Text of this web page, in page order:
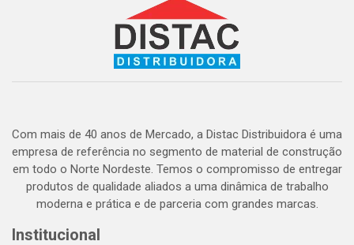
Com mais de 40 anos de Mercado, a Distac Distribuidora é uma
empresa de referência no segmento de material de construção
em todo o Norte Nordeste. Temos o compromisso de entregar
produtos de qualidade aliados a uma dinâmica de trabalho
moderna e prática e de parceria com grandes marcas.
Institucional